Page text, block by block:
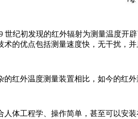
世纪初发现的红外辐射为测量温度
的优点包括测量速度快，无干扰，
红外温度测量装置相比，如今的红外
人体工程学、操作简单，甚至可以安